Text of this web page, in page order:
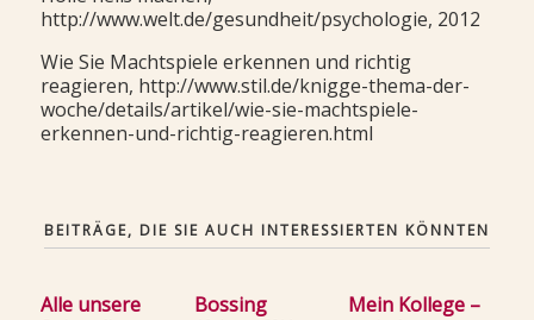
http://www.welt.de/gesundheit/psychologie, 2012
Wie Sie Machtspiele erkennen und richtig
reagieren, http://www.stil.de/knigge-thema-der-
woche/details/artikel/wie-sie-machtspiele-
erkennen-und-richtig-reagieren.html
BEITRÄGE, DIE SIE AUCH INTERESSIERTEN KÖNNTEN
Alle unsere
Bossing
Mein Kollege –